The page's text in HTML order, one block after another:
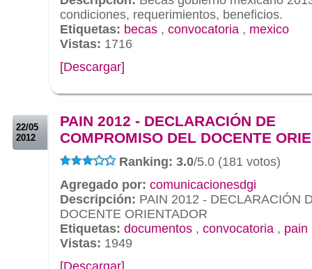
condiciones, requerimientos, beneficios.
Etiquetas: becas , convocatoria , mexico
Vistas: 1716
[Descargar]
22/05
2012
PAIN 2012 - DECLARACIÓN DE
COMPROMISO DEL DOCENTE
Ranking: 3.0/5.0 (181 votos)
Agregado por: comunicacionesdgi
Descripción: PAIN 2012 - DECLARACIÓN
DOCENTE ORIENTADOR
Etiquetas: documentos , convocatoria , pain
Vistas: 1949
[Descargar]